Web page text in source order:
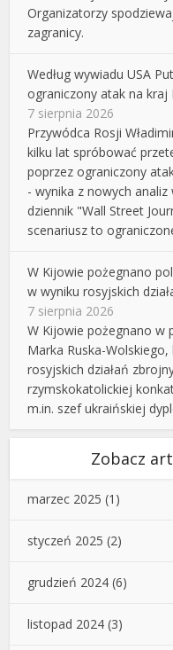
Organizatorzy
zagranicy.
Według wywiadu USA
ograniczony atak na kraj
7 sierpnia 2026
Przywódca Rosji
kilku lat spróbować
poprzez ograniczony
- wynika z nowych analiz
dziennik "Wall Street
scenariusz to
W Kijowie pożegnano
w wyniku rosyjskich
7 sierpnia 2026
W Kijowie pożegnano w
Marka Ruska-
rosyjskich działań
rzymskokatolickiej
m.in. szef ukraińskiej
Zobacz
marzec 2025 (1)
styczeń 2025 (2)
grudzień 2024 (6)
listopad 2024 (3)